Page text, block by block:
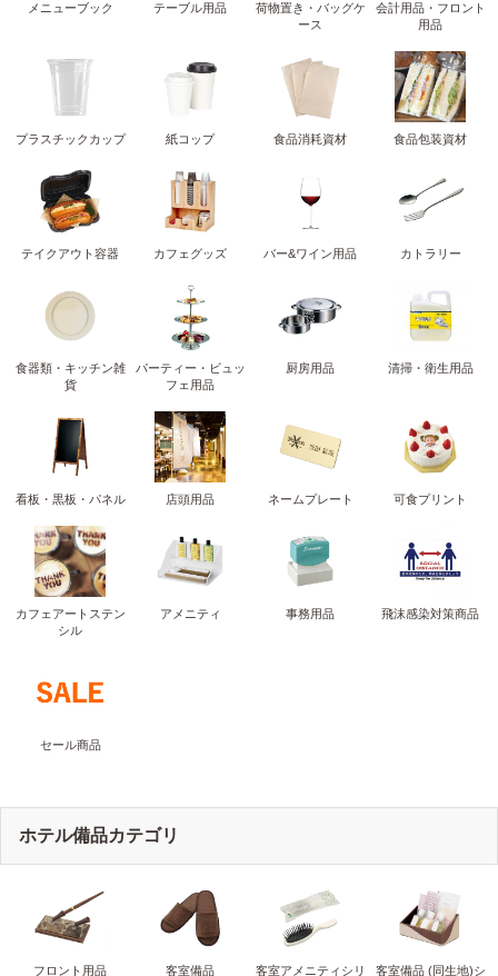
メニューブック テーブル用品
荷物置き・バッグケ
ース
会計用品・フロント
用品
プラスチックカップ 紙コップ 食品消耗資材 食品包装資材
テイクアウト容器 カフェグッズ バー&ワイン用品 カトラリー
食器類・キッチン雑
貨
パーティー・ビュッ
フェ用品
厨房用品 清掃・衛生用品
看板・黒板・パネル 店頭用品 ネームプレート 可食プリント
カフェアートステン
シル
アメニティ 事務用品 飛沫感染対策商品
セール商品
ホテル備品カテゴリ
フロント用品 客室備品
客室アメニティシリ
客室備品 (同生地)シ